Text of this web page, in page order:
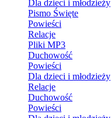
Dla dzieci i młodzieży
Pismo Święte
Powieści
Relacje
Pliki MP3
Duchowość
Powieści
Dla dzieci i młodzieży
Relacje
Duchowość
Powieści